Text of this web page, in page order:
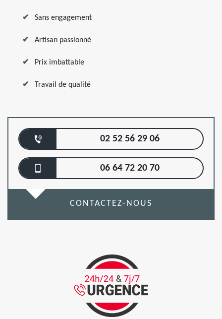
Sans engagement
Artisan passionné
Prix imbattable
Travail de qualité
02 52 56 29 06
06 64 72 20 70
CONTACTEZ-NOUS